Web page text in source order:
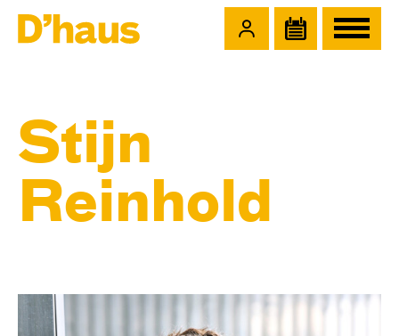
Stijn
Reinhold